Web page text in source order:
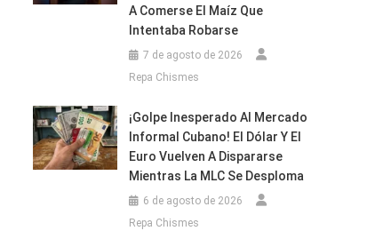
A Comerse El Maíz Que
Intentaba Robarse
7 de agosto de 2026
Repa Chismes
¡Golpe Inesperado Al Mercado
Informal Cubano! El Dólar Y El
Euro Vuelven A Dispararse
Mientras La MLC Se Desploma
6 de agosto de 2026
Repa Chismes